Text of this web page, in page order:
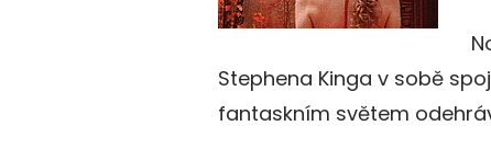
Stephena Kinga v sobě
fantaskním světem